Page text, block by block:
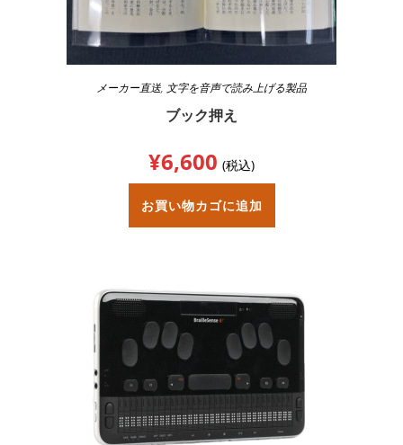
メーカー直送, 文字を音声で読み上げる製品
ブック押え
¥6,600 (税込)
お買い物カゴに追加